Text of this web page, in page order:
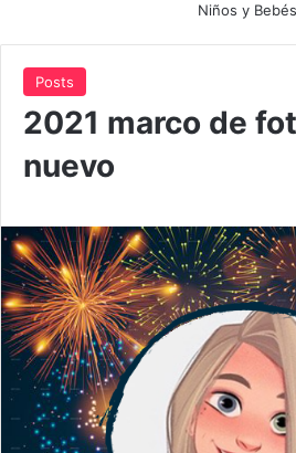
Niños y Bebés
Posts
2021 marco de
nuevo